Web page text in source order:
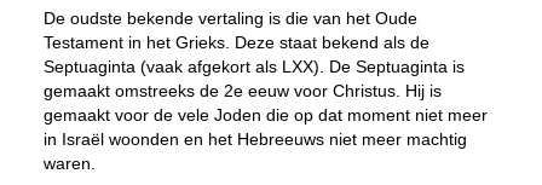
De oudste bekende vertaling is die van het Oude
Testament in het Grieks. Deze staat bekend als de
Septuaginta (vaak afgekort als LXX). De Septuaginta is
gemaakt omstreeks de 2e eeuw voor Christus. Hij is
gemaakt voor de vele Joden die op dat moment niet meer
in Israël woonden en het Hebreeuws niet meer machtig
waren.